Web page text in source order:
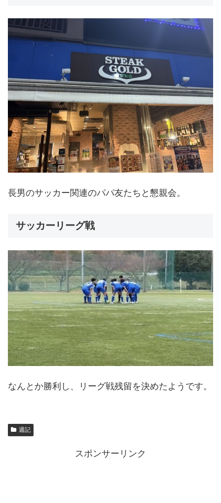
長男のサッカー関連のパパ友たちと懇親会。
サッカーリーグ戦
なんとか勝利し、リーグ戦残留を決めたようです。
週記
スポンサーリンク